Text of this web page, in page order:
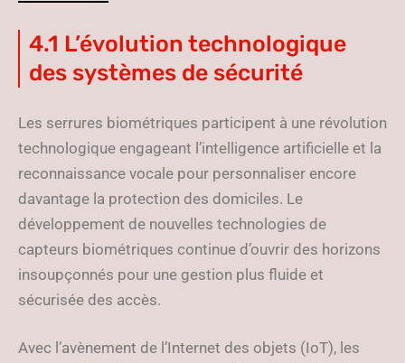
4.1 L’évolution technologique
des systèmes de sécurité
Les serrures biométriques participent à une révolution
technologique engageant l’intelligence artificielle et la
reconnaissance vocale pour personnaliser encore
davantage la protection des domiciles. Le
développement de nouvelles technologies de
capteurs biométriques continue d’ouvrir des horizons
insoupçonnés pour une gestion plus fluide et
sécurisée des accès.
Avec l’avènement de l’Internet des objets (IoT), les